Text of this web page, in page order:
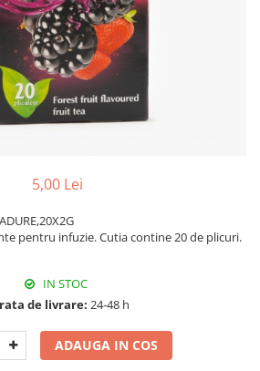
rufe
5,00 Lei
PADURE,20X2G
pentru infuzie. Cutia contine 20 de plicuri.
IN STOC
de livrare: 24-48 h
ADAUGA IN COS